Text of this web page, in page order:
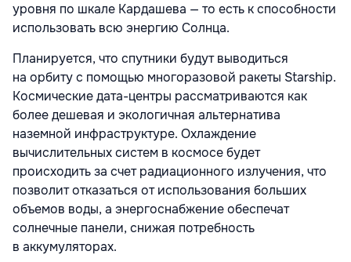
уровня по шкале Кардашева — то есть к способности
использовать всю энергию Солнца.
Планируется, что спутники будут выводиться
на орбиту с помощью многоразовой ракеты Starship.
Космические дата-центры рассматриваются как
более дешевая и экологичная альтернатива
наземной инфраструктуре. Охлаждение
вычислительных систем в космосе будет
происходить за счет радиационного излучения, что
позволит отказаться от использования больших
объемов воды, а энергоснабжение обеспечат
солнечные панели, снижая потребность
в аккумуляторах.